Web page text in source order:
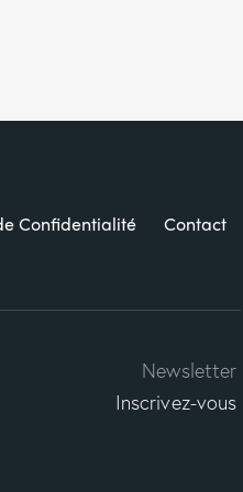
Confidentialité Contact
Newsletter
Inscrivez-vous